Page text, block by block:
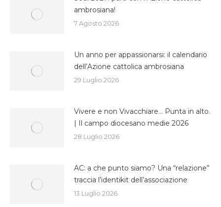
ambrosiana!
7 Agosto 2026
Un anno per appassionarsi: il calendario
dell’Azione cattolica ambrosiana
29 Luglio 2026
Vivere e non Vivacchiare… Punta in alto.
| Il campo diocesano medie 2026
28 Luglio 2026
AC: a che punto siamo? Una “relazione”
traccia l’identikit dell’associazione
13 Luglio 2026